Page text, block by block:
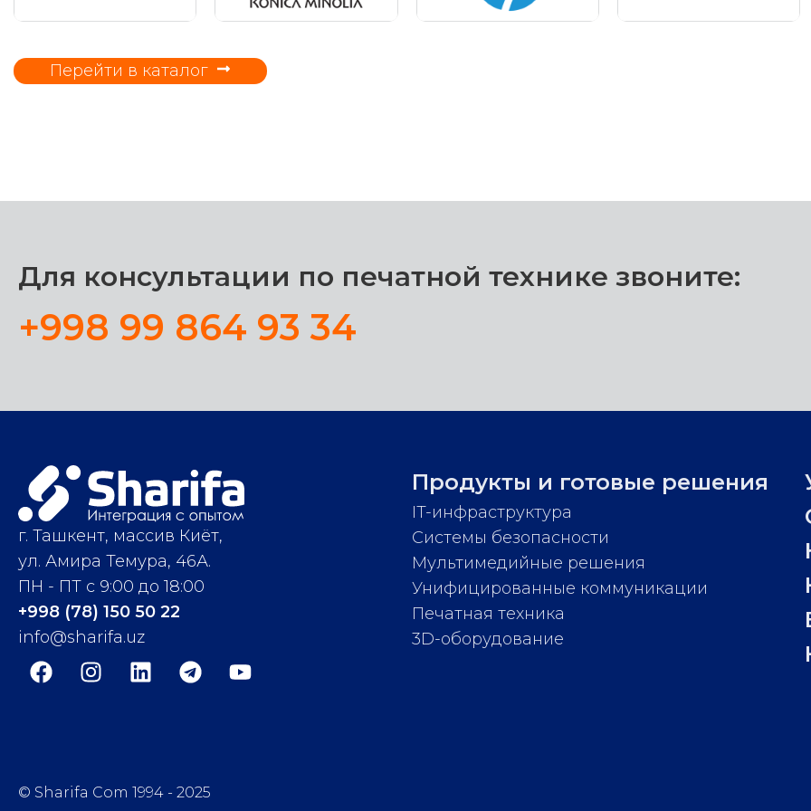
Перейти в каталог
Для консультации по печатной технике звоните:
+998 99 864 93 34
г. Ташкент, массив Киёт,
ул. Амира Темура, 46А.
ПН - ПТ с 9:00 до 18:00
+998 (78) 150 50 22
info@sharifa.uz
Продукты и готовые решения
IT-инфраструктура
Системы безопасности
Мультимедийные решения
Унифицированные коммуникации
Печатная техника
3D-оборудование
© Sharifa Com 1994 - 2025